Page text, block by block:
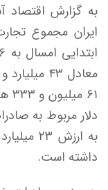
به گزارش اقتصاد
ایران مجموع
داشته است.